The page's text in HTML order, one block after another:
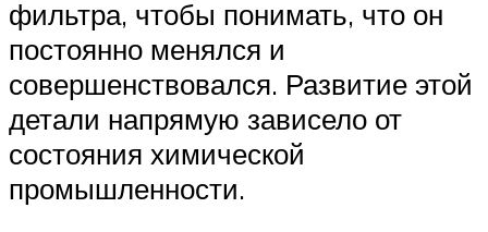
фильтра, чтобы понимать, что он
постоянно менялся и
совершенствовался. Развитие этой
детали напрямую зависело от
состояния химической
промышленности.